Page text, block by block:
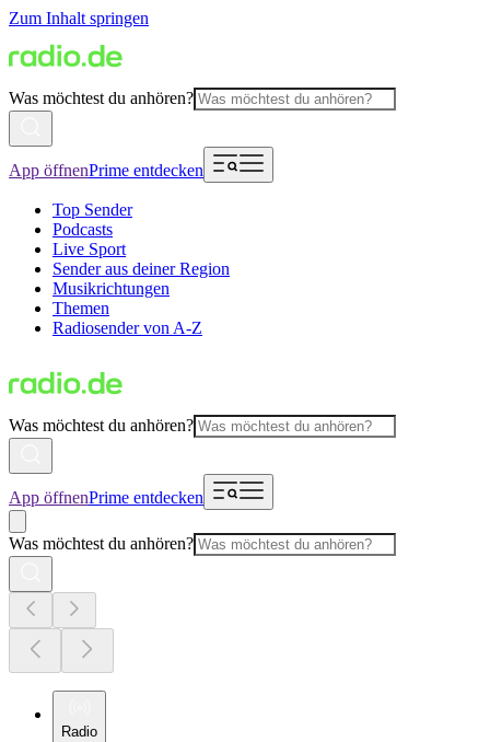
Zum Inhalt springen
Was möchtest du anhören?
App öffnenPrime entdecken
Top Sender
Podcasts
Live Sport
Sender aus deiner Region
Musikrichtungen
Themen
Radiosender von A-Z
Was möchtest du anhören?
App öffnenPrime entdecken
Was möchtest du anhören?
Radio